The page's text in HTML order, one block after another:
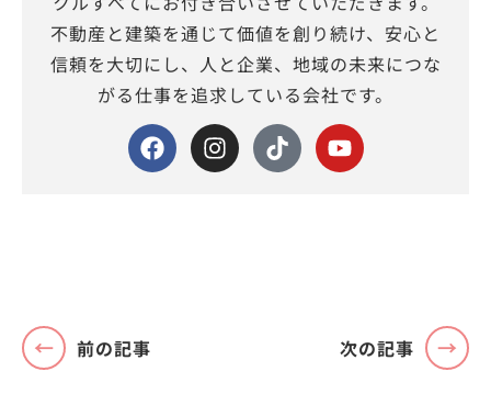
不動産と建築を通じて価値を創り続け、安心と
信頼を大切にし、人と企業、地域の未来につな
がる仕事を追求している会社です。
前の記事 次の記事